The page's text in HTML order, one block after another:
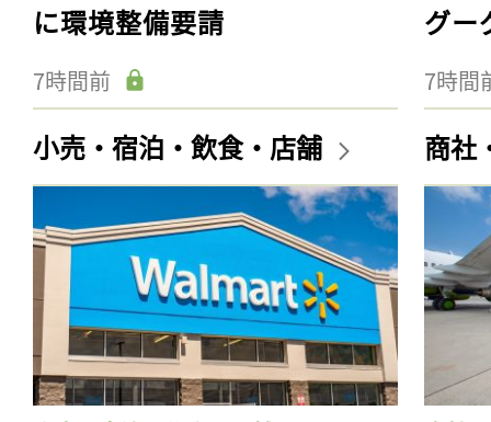
に環境整備要請
7時間前
グー
7時間
小売・宿泊・飲食・店舗 商社